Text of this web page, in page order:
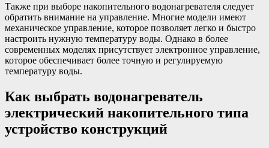
Также при выборе накопительного водонагревателя следует
обратить внимание на управление. Многие модели имеют
механическое управление, которое позволяет легко и быстро
настроить нужную температуру воды. Однако в более
современных моделях присутствует электронное управление,
которое обеспечивает более точную и регулируемую
температуру воды.
Как выбрать водонагреватель
электрический накопительного типа
устройство конструкций